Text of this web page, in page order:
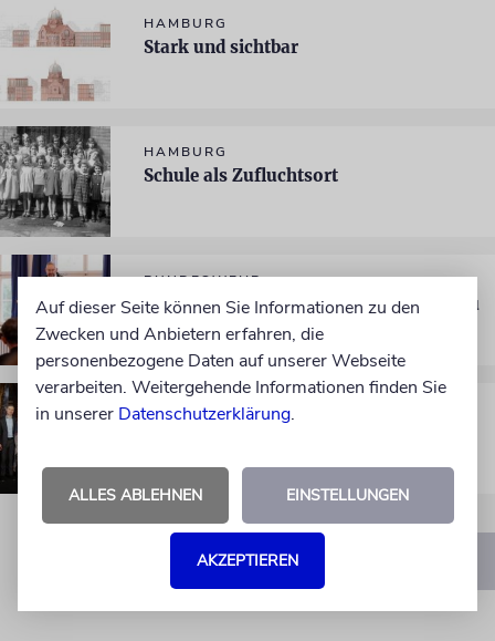
HAMBURG
Stark und sichtbar
HAMBURG
Schule als Zufluchtsort
BUNDESWEHR
»Jede Soldatin oder jeder Soldat kann zu
mir kommen«
HAMBURG
3 …
Auf dieser Seite können Sie Informationen zu den
Zwecken und Anbietern erfahren, die
personenbezogene Daten auf unserer Webseite
verarbeiten. Weitergehende Informationen finden Sie
in unserer Datenschutzerklärung.
ALLES ABLEHNEN EINSTELLUNGEN
AKZEPTIEREN